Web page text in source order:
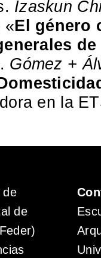
Izaskun
«El género
Gómez +
en la
de
de